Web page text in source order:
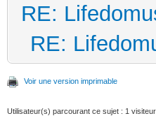
RE:
RE:
Voir une version imprimable
Utilisateur(s) parcourant ce sujet : 1